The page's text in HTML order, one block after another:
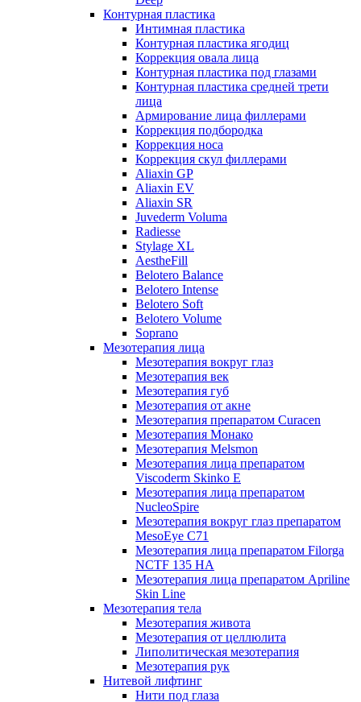
Контурная пластика
Интимная пластика
Контурная пластика ягодиц
Коррекция овала лица
Контурная пластика под глазами
Контурная пластика средней трети
лица
Армирование лица филлерами
Коррекция подбородка
Коррекция носа
Коррекция скул филлерами
Aliaxin GP
Aliaxin EV
Aliaxin SR
Juvederm Voluma
Radiesse
Stylage XL
AestheFill
Belotero Balance
Belotero Intense
Belotero Soft
Belotero Volume
Soprano
Мезотерапия лица
Мезотерапия вокруг глаз
Мезотерапия век
Мезотерапия губ
Мезотерапия от акне
Мезотерапия препаратом Curacen
Мезотерапия Монако
Мезотерапия Melsmon
Мезотерапия лица препаратом
Viscoderm Skinko E
Мезотерапия лица препаратом
NucleoSpire
Мезотерапия вокруг глаз препаратом
MesoEye С71
Мезотерапия лица препаратом Filorga
NCTF 135 HA
Мезотерапия лица препаратом Apriline
Skin Line
Мезотерапия тела
Мезотерапия живота
Мезотерапия от целлюлита
Липолитическая мезотерапия
Мезотерапия рук
Нитевой лифтинг
Нити под глаза